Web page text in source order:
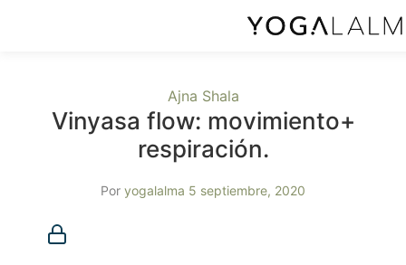
Ajna Shala
Vinyasa flow: movimiento+
respiración.
Por yogalalma 5 septiembre, 2020